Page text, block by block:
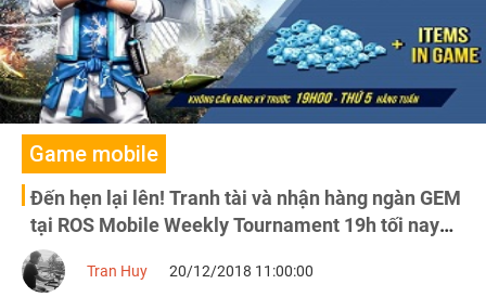
Game mobile
Đến hẹn lại lên! Tranh tài và nhận hàng ngàn GEM
tại ROS Mobile Weekly Tournament 19h tối nay
20/12
Tran Huy 20/12/2018 11:00:00